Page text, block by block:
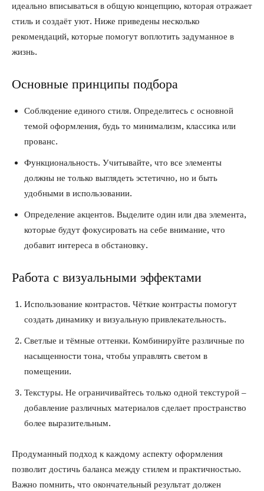
идеально вписываться в общую концепцию, которая отражает
стиль и создаёт уют. Ниже приведены несколько
рекомендаций, которые помогут воплотить задуманное в
жизнь.
Основные принципы подбора
Соблюдение единого стиля. Определитесь с основной
темой оформления, будь то минимализм, классика или
прованс.
Функциональность. Учитывайте, что все элементы
должны не только выглядеть эстетично, но и быть
удобными в использовании.
Определение акцентов. Выделите один или два элемента,
которые будут фокусировать на себе внимание, что
добавит интереса в обстановку.
Работа с визуальными эффектами
Использование контрастов. Чёткие контрасты помогут
создать динамику и визуальную привлекательность.
Светлые и тёмные оттенки. Комбинируйте различные по
насыщенности тона, чтобы управлять светом в
помещении.
Текстуры. Не ограничивайтесь только одной текстурой –
добавление различных материалов сделает пространство
более выразительным.
Продуманный подход к каждому аспекту оформления
позволит достичь баланса между стилем и практичностью.
Важно помнить, что окончательный результат должен